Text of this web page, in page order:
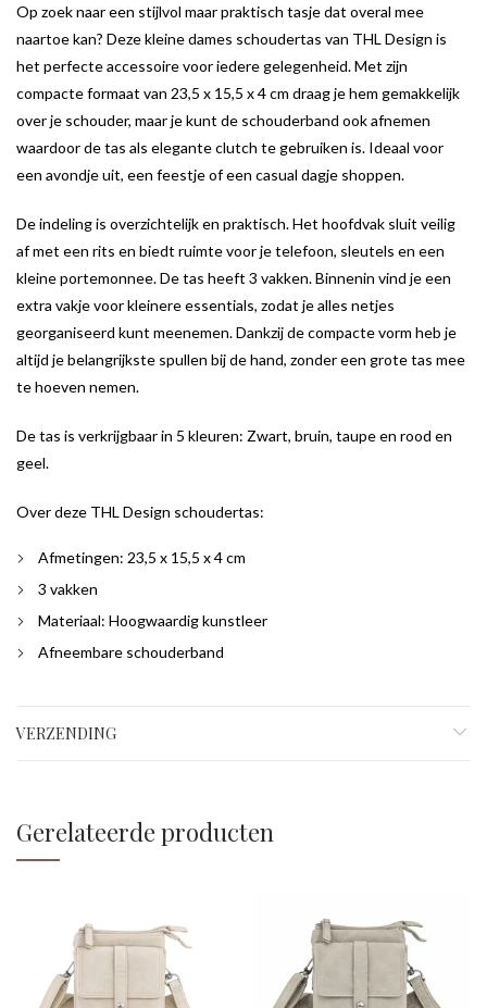
Op zoek naar een stijlvol maar praktisch tasje dat overal mee
naartoe kan? Deze kleine dames schoudertas van THL Design is
het perfecte accessoire voor iedere gelegenheid. Met zijn
compacte formaat van 23,5 x 15,5 x 4 cm draag je hem gemakkelijk
over je schouder, maar je kunt de schouderband ook afnemen
waardoor de tas als elegante clutch te gebruiken is. Ideaal voor
een avondje uit, een feestje of een casual dagje shoppen.
De indeling is overzichtelijk en praktisch. Het hoofdvak sluit veilig
af met een rits en biedt ruimte voor je telefoon, sleutels en een
kleine portemonnee. De tas heeft 3 vakken. Binnenin vind je een
extra vakje voor kleinere essentials, zodat je alles netjes
georganiseerd kunt meenemen. Dankzij de compacte vorm heb je
altijd je belangrijkste spullen bij de hand, zonder een grote tas mee
te hoeven nemen.
De tas is verkrijgbaar in 5 kleuren: Zwart, bruin, taupe en rood en
geel.
Over deze THL Design schoudertas:
Afmetingen: 23,5 x 15,5 x 4 cm
3 vakken
Materiaal: Hoogwaardig kunstleer
Afneembare schouderband
VERZENDING
Gerelateerde producten